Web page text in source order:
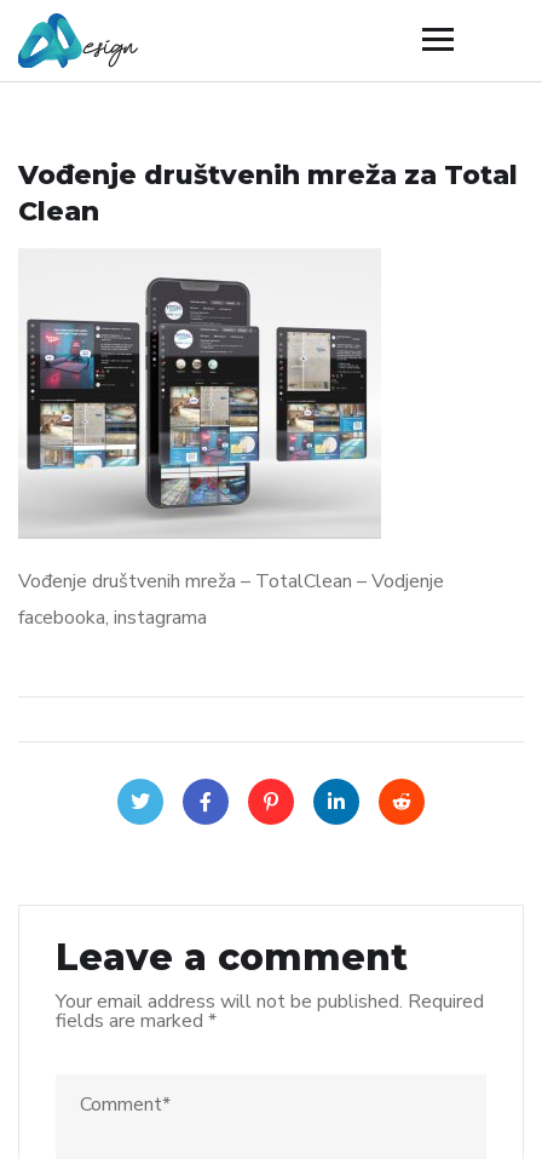
Vođenje društvenih mreža za Total
Clean
Vođenje društvenih mreža – TotalClean – Vodjenje
facebooka, instagrama
Leave a comment
Your email address will not be published. Required
fields are marked *